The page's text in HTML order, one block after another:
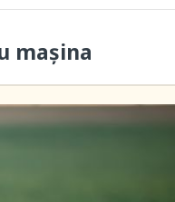
maşina